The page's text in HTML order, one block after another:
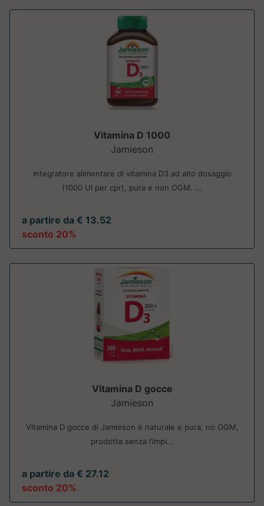
Vitamina D 1000
Jamieson
Integratore alimentare di vitamina D3 ad alto dosaggio
(1000 UI per cpr), pura e non OGM. ...
a partire da € 13.52
sconto 20%
Vitamina D gocce
Jamieson
Vitamina D gocce di Jamieson è naturale e pura, no OGM,
prodotta senza l’impi...
a partire da € 27.12
sconto 20%